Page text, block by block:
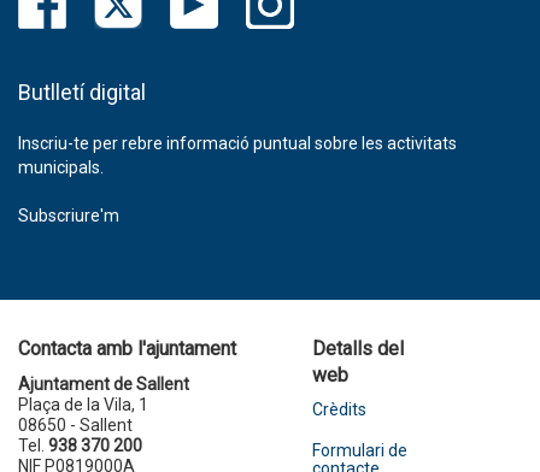
Butlletí digital
Inscriu-te per rebre informació puntual sobre les activitats
municipals.
Subscriure'm
Contacta amb l'ajuntament
Ajuntament de Sallent
Plaça de la Vila, 1
08650 - Sallent
Tel. 938 370 200
NIF P0819000A
Detalls del
web
Crèdits
Formulari de